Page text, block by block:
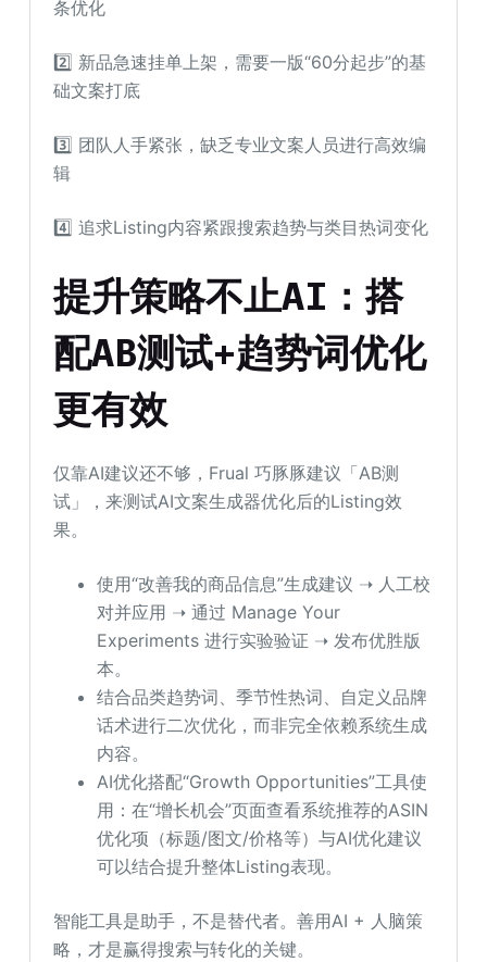
条优化
2️⃣ 新品急速挂单上架，需要一版“60分起步”的基
础文案打底
3️⃣ 团队人手紧张，缺乏专业文案人员进行高效编
辑
4️⃣ 追求Listing内容紧跟搜索趋势与类目热词变化
提升策略不止AI：搭
配AB测试+趋势词优化
更有效
仅靠AI建议还不够，Frual 巧豚豚建议「AB测
试」，来测试AI文案生成器优化后的Listing效
果。
使用“改善我的商品信息”生成建议 ➝ 人工校
对并应用 ➝ 通过 Manage Your
Experiments 进行实验验证 ➝ 发布优胜版
本。
结合品类趋势词、季节性热词、自定义品牌
话术进行二次优化，而非完全依赖系统生成
内容。
AI优化搭配“Growth Opportunities”工具使
用：在“增长机会”页面查看系统推荐的ASIN
优化项（标题/图文/价格等）与AI优化建议
可以结合提升整体Listing表现。
智能工具是助手，不是替代者。善用AI + 人脑策
略，才是赢得搜索与转化的关键。